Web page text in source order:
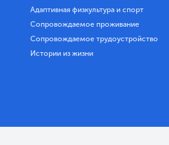
Адаптивная физкультура и спорт
Сопровождаемое проживание
Сопровождаемое трудоустройство
Истории из жизни